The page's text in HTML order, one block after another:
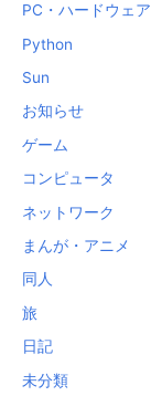
PC・ハードウェア
Python
Sun
お知らせ
ゲーム
コンピュータ
ネットワーク
まんが・アニメ
同人
旅
日記
未分類